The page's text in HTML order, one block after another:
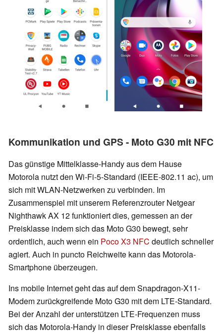
Kommunikation und GPS - Moto G30 mit NFC
Das günstige Mittelklasse-Handy aus dem Hause
Motorola nutzt den Wi-Fi-5-Standard (IEEE-802.11 ac), um
sich mit WLAN-Netzwerken zu verbinden. Im
Zusammenspiel mit unserem Referenzrouter Netgear
Nighthawk AX 12 funktioniert dies, gemessen an der
Preisklasse indem sich das Moto G30 bewegt, sehr
ordentlich, auch wenn ein Poco X3 NFC deutlich schneller
agiert. Auch in puncto Reichweite kann das Motorola-
Smartphone überzeugen.
Ins mobile Internet geht das auf dem Snapdragon-X11-
Modem zurückgreifende Moto G30 mit dem LTE-Standard.
Bei der Anzahl der unterstützen LTE-Frequenzen muss
sich das Motorola-Handy in dieser Preisklasse ebenfalls